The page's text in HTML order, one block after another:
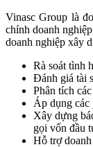
Vinasc Group là
chính doanh
doanh nghiệp xây
Rà soát tình
Đánh giá tài
Phân tích
Áp dụng các
Xây dựng
gọi vốn đầu
Hỗ trợ